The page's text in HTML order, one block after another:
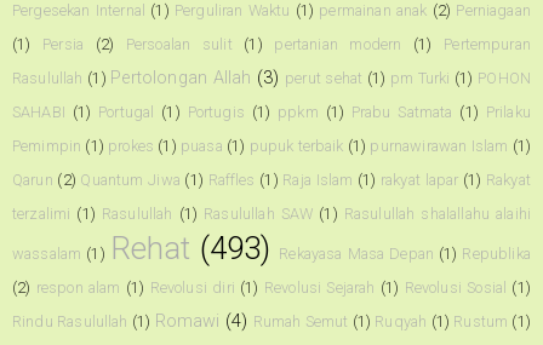
Pergesekan Internal (1) Perguliran Waktu (1) permainan anak (2) Perniagaan
(1)
Persia (2) Persoalan sulit (1) pertanian modern (1)
Pertempuran
Rasulullah (1) Pertolongan Allah (3) perut sehat (1) pm Turki (1) POHON
SAHABI (1) Portugal (1) Portugis (1) ppkm (1) Prabu Satmata (1) Prilaku
Pemimpin (1) prokes (1) puasa (1) pupuk terbaik (1) purnawirawan Islam (1)
Qarun (2) Quantum Jiwa (1) Raffles (1) Raja Islam (1) rakyat lapar (1) Rakyat
terzalimi (1) Rasulullah (1) Rasulullah SAW (1) Rasulullah shalallahu alaihi
wassalam (1) Rehat (493) Rekayasa Masa Depan (1) Republika
(2) respon alam (1) Revolusi diri (1) Revolusi Sejarah (1) Revolusi Sosial (1)
Rindu Rasulullah (1) Romawi (4) Rumah Semut (1) Ruqyah (1) Rustum (1)